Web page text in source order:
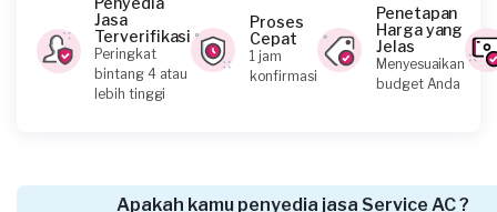
Emir requested Service AC
Sekitar 4 jam yang lalu
Jakarta Timur, Jakarta
Jasa
Terverifikasi
Peringkat
bintang 4 atau
lebih tinggi
Proses
Cepat
1 jam
konfirmasi
Penetapan
Harga yang
Jelas
Menyesuaikan
budget Anda
Apakah kamu penyedia jasa Service AC ?